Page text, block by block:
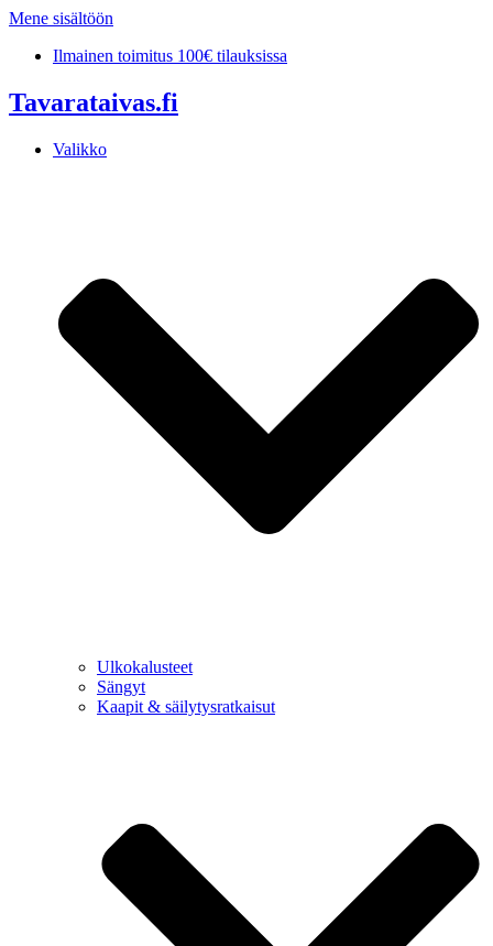
Mene sisältöön
Ilmainen toimitus 100€ tilauksissa
Tavarataivas.fi
Valikko
Ulkokalusteet
Sängyt
Kaapit & säilytysratkaisut